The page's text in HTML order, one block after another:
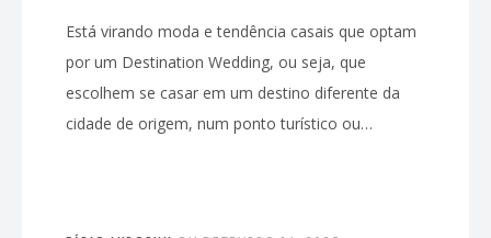
Está virando moda e tendência casais que optam
por um Destination Wedding, ou seja, que
escolhem se casar em um destino diferente da
cidade de origem, num ponto turístico ou…